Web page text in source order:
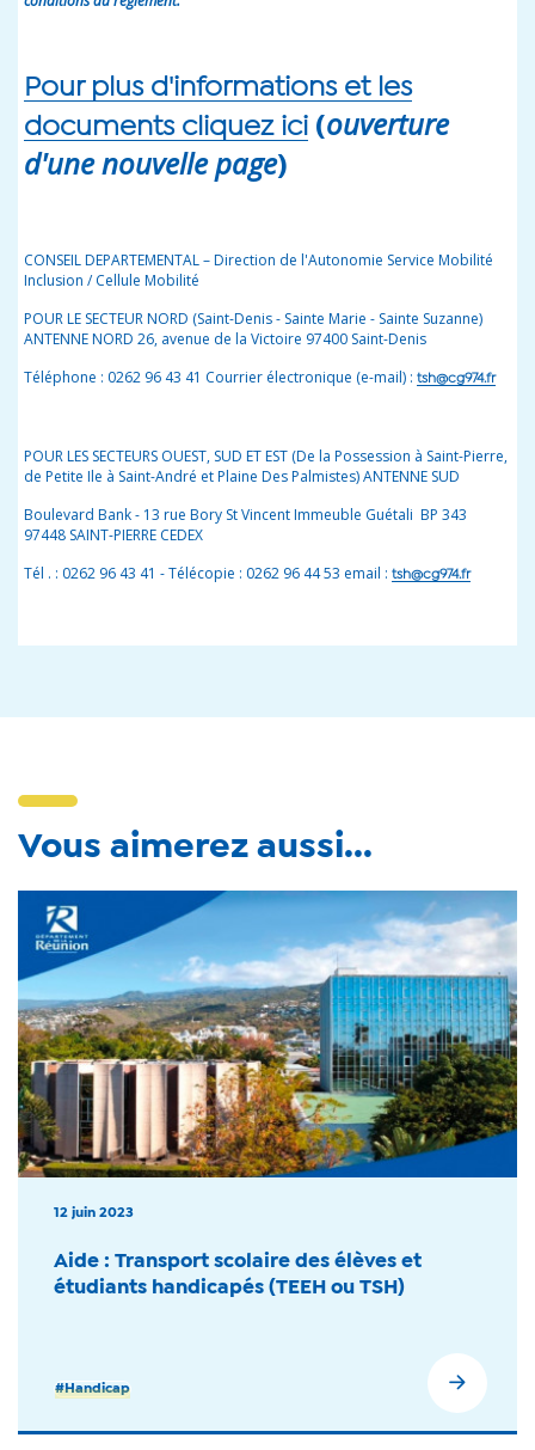
Pour plus d'informations et les
documents cliquez ici (ouverture
d'une nouvelle page)
CONSEIL DEPARTEMENTAL – Direction de l'Autonomie Service Mobilité
Inclusion / Cellule Mobilité
POUR LE SECTEUR NORD (Saint-Denis - Sainte Marie - Sainte Suzanne)
ANTENNE NORD 26, avenue de la Victoire 97400 Saint-Denis
Téléphone : 0262 96 43 41 Courrier électronique (e-mail) : tsh@cg974.fr
POUR LES SECTEURS OUEST, SUD ET EST (De la Possession à Saint-Pierre,
de Petite Ile à Saint-André et Plaine Des Palmistes) ANTENNE SUD
Boulevard Bank - 13 rue Bory St Vincent Immeuble Guétali BP 343
97448 SAINT-PIERRE CEDEX
Tél . : 0262 96 43 41 - Télécopie : 0262 96 44 53 email : tsh@cg974.fr
Vous aimerez aussi...
12 juin 2023
Aide : Transport scolaire des élèves et
étudiants handicapés (TEEH ou TSH)
#Handicap